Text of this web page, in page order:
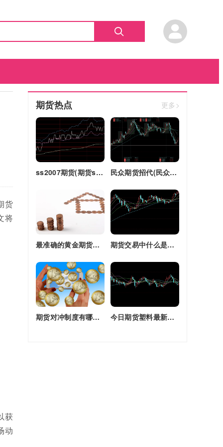
货
将
获
动
期货热点 更多>
ss2007期货(期货ss2018) 民众期货招代(民众期货怎么了)
最准确的黄金期货交易师(最准确的黄金期货交易师是谁) 期货交易中什么是复合头寸(期货交易中什么是复合头寸交易)
期货对冲制度有哪些(期货对冲制度有哪些类型) 今日期货塑料最新价格(今日期货塑料最新价格行情)